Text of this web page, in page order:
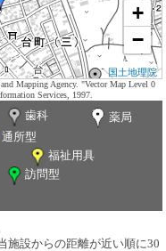
+
−
国土地理院
Mapping Agency. "Vector Map Level 0
Services, 1997.
歯科
薬局
通所型
福祉用具
訪問型
施設からの距離が近い順に30